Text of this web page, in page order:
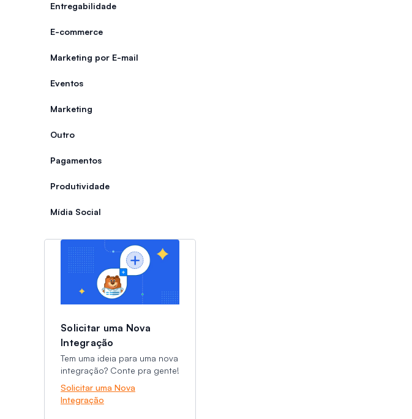
Entregabilidade
E-commerce
Marketing por E-mail
Eventos
Marketing
Outro
Pagamentos
Produtividade
Mídia Social
Solicitar uma Nova
Integração
Tem uma ideia para uma nova
integração? Conte pra gente!
Solicitar uma Nova
Integração